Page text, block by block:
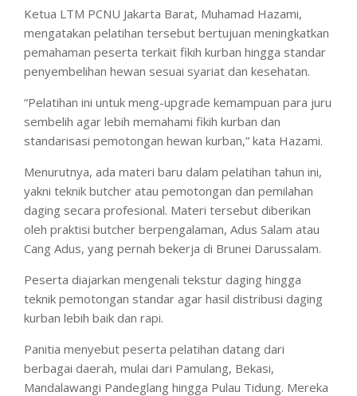
Ketua LTM PCNU Jakarta Barat, Muhamad Hazami,
mengatakan pelatihan tersebut bertujuan meningkatkan
pemahaman peserta terkait fikih kurban hingga standar
penyembelihan hewan sesuai syariat dan kesehatan.
“Pelatihan ini untuk meng-upgrade kemampuan para juru
sembelih agar lebih memahami fikih kurban dan
standarisasi pemotongan hewan kurban,” kata Hazami.
Menurutnya, ada materi baru dalam pelatihan tahun ini,
yakni teknik butcher atau pemotongan dan pemilahan
daging secara profesional. Materi tersebut diberikan
oleh praktisi butcher berpengalaman, Adus Salam atau
Cang Adus, yang pernah bekerja di Brunei Darussalam.
Peserta diajarkan mengenali tekstur daging hingga
teknik pemotongan standar agar hasil distribusi daging
kurban lebih baik dan rapi.
Panitia menyebut peserta pelatihan datang dari
berbagai daerah, mulai dari Pamulang, Bekasi,
Mandalawangi Pandeglang hingga Pulau Tidung. Mereka